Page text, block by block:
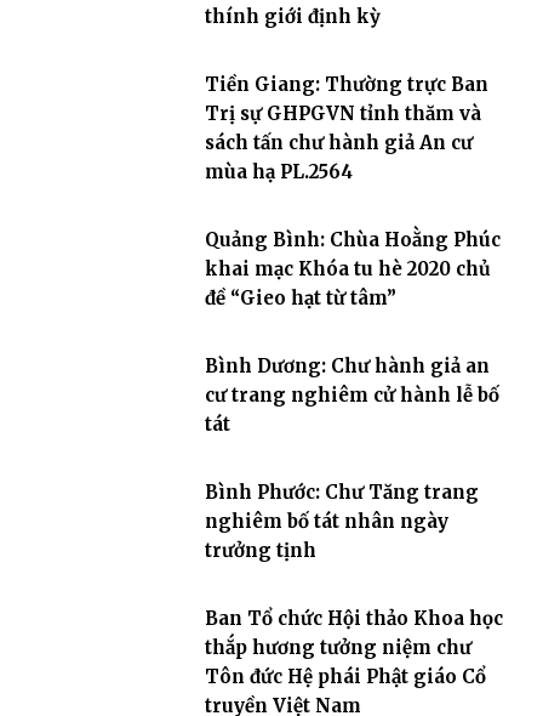
thính giới định kỳ
Tiền Giang: Thường trực Ban
Trị sự GHPGVN tỉnh thăm và
sách tấn chư hành giả An cư
mùa hạ PL.2564
Quảng Bình: Chùa Hoằng Phúc
khai mạc Khóa tu hè 2020 chủ
đề “Gieo hạt từ tâm”
Bình Dương: Chư hành giả an
cư trang nghiêm cử hành lễ bố
tát
Bình Phước: Chư Tăng trang
nghiêm bố tát nhân ngày
trưởng tịnh
Ban Tổ chức Hội thảo Khoa học
thắp hương tưởng niệm chư
Tôn đức Hệ phái Phật giáo Cổ
truyền Việt Nam